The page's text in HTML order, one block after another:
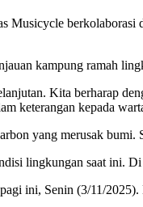
berkolaborasi
kampung ramah
Kita berharap
keterangan kepada
yang merusak
lingkungan saat ini.
ini, Senin (3/11/